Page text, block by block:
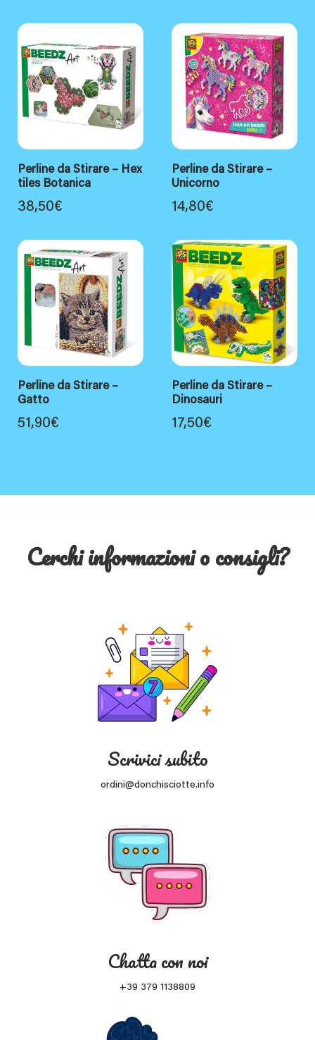
Perline da Stirare – Hex
tiles Botanica
38,50€
Perline da Stirare –
Unicorno
14,80€
Perline da Stirare –
Gatto
51,90€
Perline da Stirare –
Dinosauri
17,50€
Cerchi informazioni o consigli?
Scrivici subito
ordini@donchisciotte.info
Chatta con noi
+39 379 1138809